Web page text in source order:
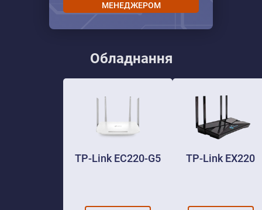
МЕНЕДЖЕРОМ
Обладнання
TP-Link EC220-G5 TP-Link EX220